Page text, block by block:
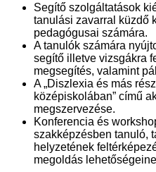
Segítő szolgáltatások
tanulási zavarral küzdő
pedagógusai számára.
A tanulók számára
segítő illetve vizsgákra
megsegítés, valamint
A „Diszlexia és más
középiskolában” című
megszervezése.
Konferencia és
szakképzésben tanuló,
helyzetének
megoldás